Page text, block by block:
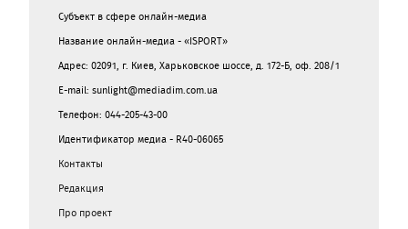
Субъект в сфере онлайн-медиа
Название онлайн-медиа - «ISPORT»
Адрес: 02091, г. Киев, Харьковское шоссе, д. 172-Б, оф. 208/1
E-mail: sunlight@mediadim.com.ua
Телефон: 044-205-43-00
Идентификатор медиа - R40-06065
Контакты
Редакция
Про проект